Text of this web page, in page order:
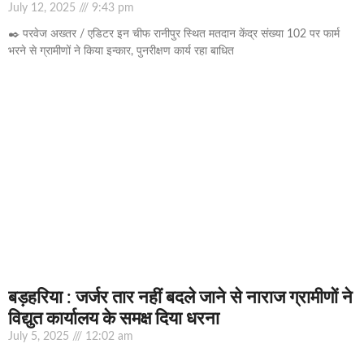
July 12, 2025 9:43 pm
✒️ परवेज अख्तर / एडिटर इन चीफ रानीपुर स्थित मतदान केंद्र संख्या 102 पर फार्म
भरने से ग्रामीणों ने किया इन्कार, पुनरीक्षण कार्य रहा बाधित
बड़हरिया : जर्जर तार नहीं बदले जाने से नाराज ग्रामीणों ने
विद्युत कार्यालय के समक्ष दिया धरना
July 5, 2025 12:02 am